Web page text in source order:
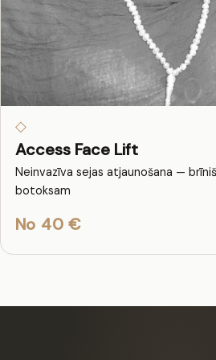
◇
Access Face Lift
Neinvazīva sejas atjaunošana —
botoksam
No 40 €